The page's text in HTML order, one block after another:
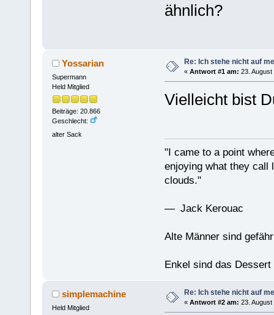
ähnlich?
Yossarian
Supermann
Held Mitglied
Beiträge: 20.866
Geschlecht:
alter Sack
Re: Ich stehe nicht auf
« Antwort #1 am: 23.
Vielleicht bist
"I came to a point
enjoying what they call
clouds."
— Jack Kerouac
Alte Männer sind
Enkel sind das
simplemachine
Held Mitglied
Re: Ich stehe nicht auf
« Antwort #2 am: 23.